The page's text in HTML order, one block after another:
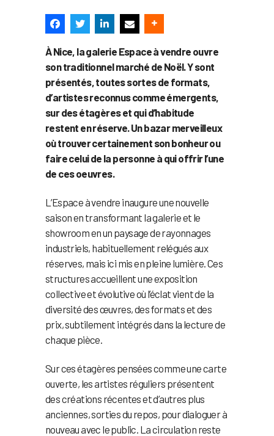
À Nice, la galerie Espace à vendre ouvre
son traditionnel marché de Noël. Y sont
présentés, toutes sortes de formats,
d’artistes reconnus comme émergents,
sur des étagères et qui d’habitude
restent en réserve. Un bazar merveilleux
où trouver certainement son bonheur ou
faire celui de la personne à qui offrir l’une
de ces oeuvres.
L’Espace à vendre inaugure une nouvelle
saison en transformant la galerie et le
showroom en un paysage de rayonnages
industriels, habituellement relégués aux
réserves, mais ici mis en pleine lumière. Ces
structures accueillent une exposition
collective et évolutive où l’éclat vient de la
diversité des œuvres, des formats et des
prix, subtilement intégrés dans la lecture de
chaque pièce.
Sur ces étagères pensées comme une carte
ouverte, les artistes réguliers présentent
des créations récentes et d’autres plus
anciennes, sorties du repos, pour dialoguer à
nouveau avec le public. La circulation reste